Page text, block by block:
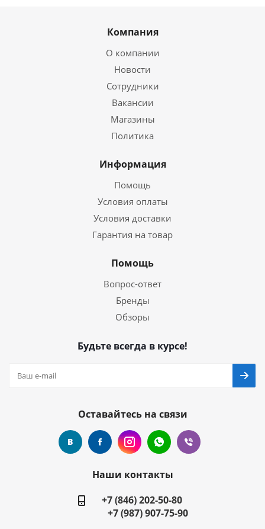
Компания
О компании
Новости
Сотрудники
Вакансии
Магазины
Политика
Информация
Помощь
Условия оплаты
Условия доставки
Гарантия на товар
Помощь
Вопрос-ответ
Бренды
Обзоры
Будьте всегда в курсе!
Оставайтесь на связи
Наши контакты
+7 (846) 202-50-80
+7 (987) 907-75-90